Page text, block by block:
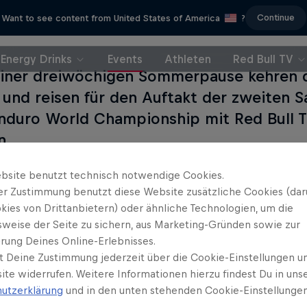
Want to see content from United States of America ? Continue
Energy Drinks Events Athleten Red Bull TV
dreiwöchigen Sommerpause kehren
reisen für den Auftakt der zweiten
World Championship mit Red Bull
steht in starkem Kontrast zu den beiden
intensiven Finaltag, an dem sich die
müssen, um das Finale zu erreichen.
benutzt technisch notwendige Cookies.
Zustimmung benutzt diese Website zusätzliche Cookies
von Drittanbietern) oder ähnliche Technologien, um die
der Seite zu sichern, aus Marketing-Gründen sowie zur
Deines Online-Erlebnisses.
Deine Zustimmung jederzeit über die Cookie-Einstellungen
widerrufen. Weitere Informationen hierzu findest Du in
und in den unten stehenden Cookie-